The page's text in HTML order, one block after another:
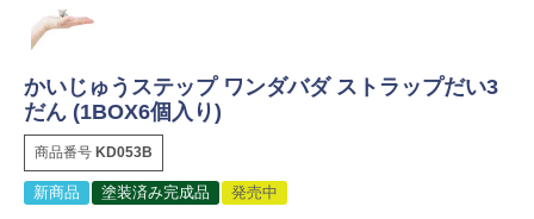
かいじゅうステップ ワンダバダ ストラップだい3
だん (1BOX6個入り)
商品番号 KD053B
新商品 塗装済み完成品 発売中